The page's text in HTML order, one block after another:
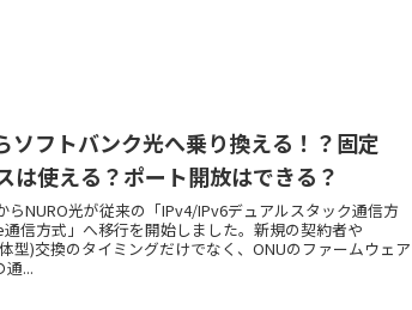
ソフトバンク光へ乗り換える！？固定
は使える？ポート開放はできる？
らNURO光が従来の「IPv4/IPv6デュアルスタック通信方
通信方式」へ移行を開始しました。新規の契約者や
型)交換のタイミングだけでなく、ONUのファームウェア
通...